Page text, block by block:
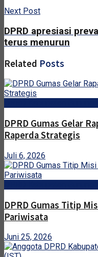
Next Post
DPRD apresiasi
terus menurun
Related Posts
DPRD Gumas Gelar
Raperda Strategis
Juli 6, 2026
DPRD Gumas Titip
Pariwisata
Juni 25, 2026